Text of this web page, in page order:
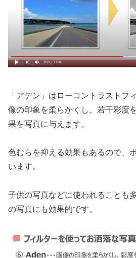
「アデン」はローコントラストフ
像の印象を柔らかくし、若干彩度
果を写真に与えます。
色むらを抑える効果もあるので、
います。
子供の写真などに使われることも
の写真にも効果的です。